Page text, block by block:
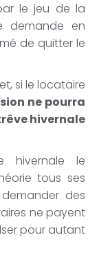
le jeu de la
demande en
de quitter le
si le locataire
ne pourra
hivernale
hivernale le
tous ses
des
ne payent
pour autant